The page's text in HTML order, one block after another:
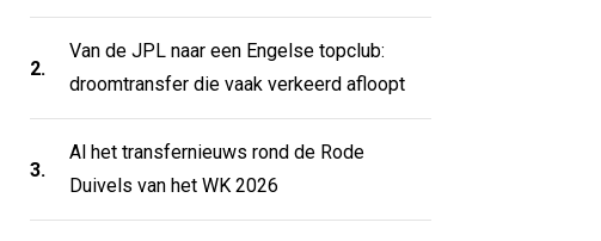
2.
Van de JPL naar een Engelse topclub:
droomtransfer die vaak verkeerd afloopt
3.
Al het transfernieuws rond de Rode
Duivels van het WK 2026